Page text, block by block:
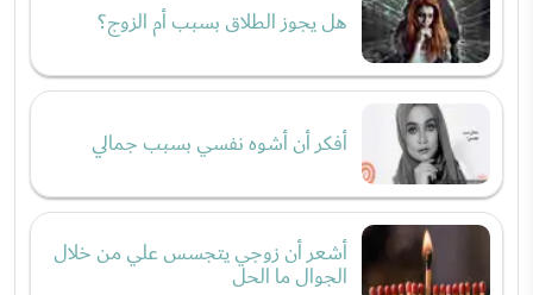
هل يجوز الطلاق بسبب أم الزوج؟
أفكر أن أشوه نفسي بسبب جمالي
أشعر أن زوجي يتجسس علي من خلال
الجوال ما الحل